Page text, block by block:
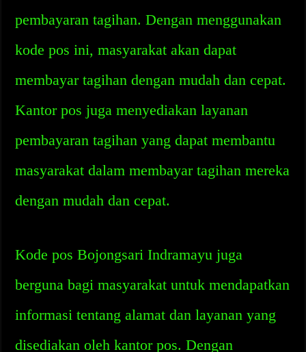
pembayaran tagihan. Dengan menggunakan
kode pos ini, masyarakat akan dapat
membayar tagihan dengan mudah dan cepat.
Kantor pos juga menyediakan layanan
pembayaran tagihan yang dapat membantu
masyarakat dalam membayar tagihan mereka
dengan mudah dan cepat.
Kode pos Bojongsari Indramayu juga
berguna bagi masyarakat untuk mendapatkan
informasi tentang alamat dan layanan yang
disediakan oleh kantor pos. Dengan